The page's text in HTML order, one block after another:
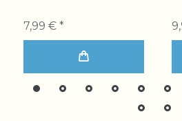
7,99 € *